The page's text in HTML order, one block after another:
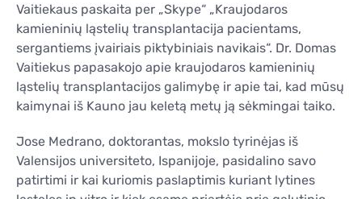
Vaitiekaus paskaita per „Skype“ „Kraujodaros
kamieninių ląstelių transplantacija pacientams,
sergantiems įvairiais piktybiniais navikais“. Dr. Domas
Vaitiekus papasakojo apie kraujodaros kamieninių
ląstelių transplantacijos galimybę ir apie tai, kad mūsų
kaimynai iš Kauno jau keletą metų ją sėkmingai taiko.
Jose Medrano, doktorantas, mokslo tyrinėjas iš
Valensijos universiteto, Ispanijoje, pasidalino savo
patirtimi ir kai kuriomis paslaptimis kuriant lytines